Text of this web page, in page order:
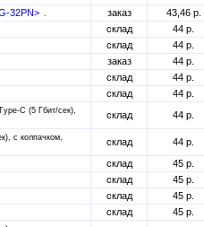
32PN> заказ 43,46 р.
склад 44 р.
склад 44 р.
заказ 44 р.
склад 44 р.
склад 44 р.
C (5 Гбит/сек),
склад 44 р.
с колпачком,
склад 44 р.
склад 45 р.
склад 45 р.
склад 45 р.
склад 45 р.